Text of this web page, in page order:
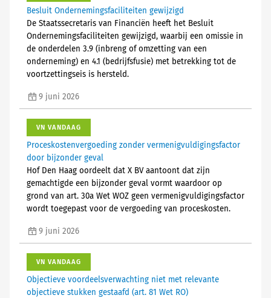
Besluit Ondernemingsfaciliteiten gewijzigd
De Staatssecretaris van Financiën heeft het Besluit
Ondernemingsfaciliteiten gewijzigd, waarbij een omissie in
de onderdelen 3.9 (inbreng of omzetting van een
onderneming) en 4.1 (bedrijfsfusie) met betrekking tot de
voortzettingseis is hersteld.
9 juni 2026
VN VANDAAG
Proceskostenvergoeding zonder vermenigvuldigingsfactor
door bijzonder geval
Hof Den Haag oordeelt dat X BV aantoont dat zijn
gemachtigde een bijzonder geval vormt waardoor op
grond van art. 30a Wet WOZ geen vermenigvuldigingsfactor
wordt toegepast voor de vergoeding van proceskosten.
9 juni 2026
VN VANDAAG
Objectieve voordeelsverwachting niet met relevante
objectieve stukken gestaafd (art. 81 Wet RO)